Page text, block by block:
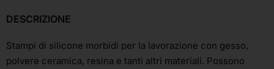
DESCRIZIONE
Stampi di silicone morbidi per la lavorazione con gesso,
polvere ceramica, resina e tanti altri materiali. Possono